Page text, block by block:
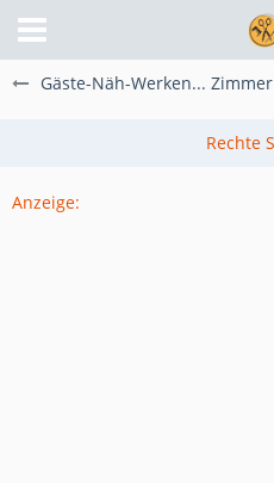
Gäste-Näh-Werken... Zimmer
Anzeige: